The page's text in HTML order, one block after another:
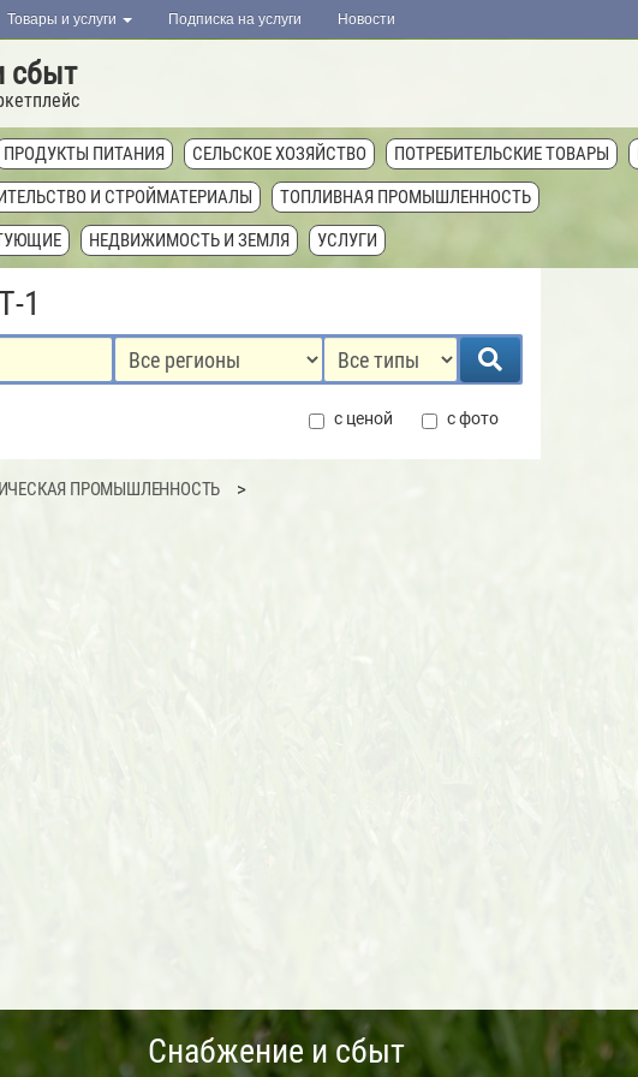
Товары и услуги Подписка на услуги Новости
сбыт
ПРОДУКТЫ ПИТАНИЯ СЕЛЬСКОЕ ХОЗЯЙСТВО ПОТРЕБИТЕЛЬСКИЕ ТОВАРЫ
И СТРОЙМАТЕРИАЛЫ
ТОПЛИВНАЯ ПРОМЫШЛЕННОСТЬ
НЕДВИЖИМОСТЬ И ЗЕМЛЯ УСЛУГИ
1
с ценой с фото
ПРОМЫШЛЕННОСТЬ
Снабжение и сбыт